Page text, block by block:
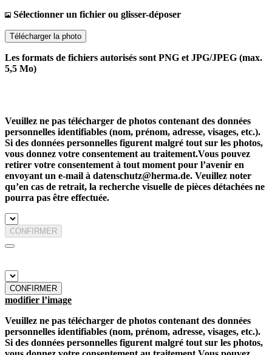
Sélectionner un fichier ou glisser-déposer
Télécharger la photo
Les formats de fichiers autorisés sont PNG et JPG/JPEG (max.
5,5 Mo)
Veuillez ne pas télécharger de photos contenant des données
personnelles identifiables (nom, prénom, adresse, visages, etc.).
Si des données personnelles figurent malgré tout sur les photos,
vous donnez votre consentement au traitement.Vous pouvez
retirer votre consentement à tout moment pour l’avenir en
envoyant un e-mail à datenschutz@herma.de. Veuillez noter
qu’en cas de retrait, la recherche visuelle de pièces détachées ne
pourra pas être effectuée.
CONFIRMER
CONFIRMER
modifier l’image
Veuillez ne pas télécharger de photos contenant des données
personnelles identifiables (nom, prénom, adresse, visages, etc.).
Si des données personnelles figurent malgré tout sur les photos,